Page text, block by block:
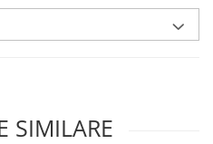
SIMILARE